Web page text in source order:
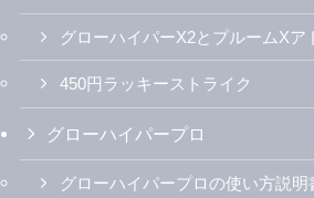
グローハイパーX2とプルームXア
450円ラッキーストライク
グローハイパープロ
グローハイパープロの使い方説明